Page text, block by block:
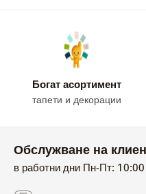
Богат асортимент
тапети и декорации
Обслужване на
в работни дни Пн-Пт: